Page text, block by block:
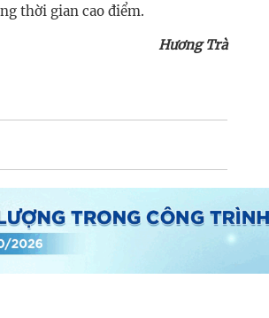
thời gian cao điểm.
Hương Trà